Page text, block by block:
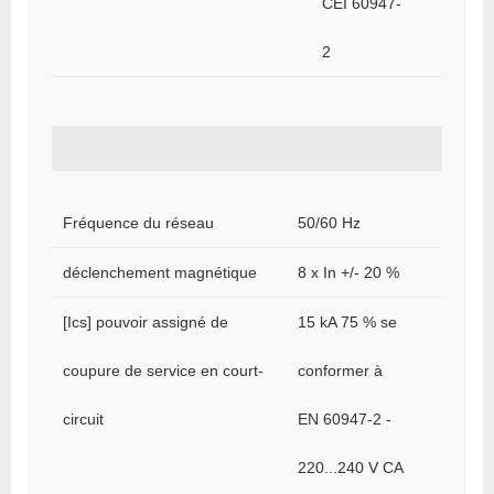
2
Fréquence du réseau 50/60 Hz
déclenchement magnétique 8 x In +/- 20 %
[Ics] pouvoir assigné de
coupure de service en court-
circuit
15 kA 75 % se
conformer à
EN 60947-2 -
220...240 V CA